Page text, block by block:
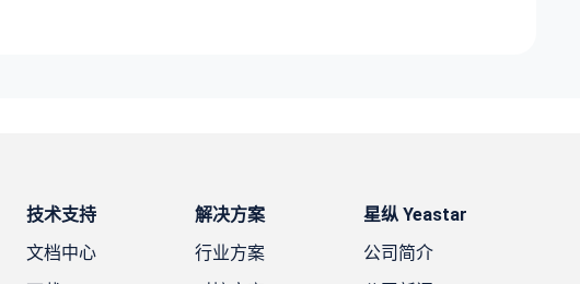
技术支持
文档中心
解决方案
行业方案
星纵 Yeastar
公司简介